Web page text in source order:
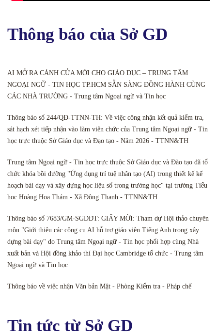
Thông báo của Sở GD
AI MỞ RA CÁNH CỬA MỚI CHO GIÁO DỤC – TRUNG TÂM
NGOẠI NGỮ - TIN HỌC TP.HCM SẴN SÀNG ĐỒNG HÀNH CÙNG
CÁC NHÀ TRƯỜNG - Trung tâm Ngoại ngữ và Tin học
Thông báo số 244/QĐ-TTNN-TH: Về việc công nhận kết quả kiểm tra,
sát hạch xét tiếp nhận vào làm viên chức của Trung tâm Ngoại ngữ - Tin
học trực thuộc Sở Giáo dục và Đạo tạo - Năm 2026 - TTNN&TH
Trung tâm Ngoại ngữ - Tin học trực thuộc Sở Giáo dục và Đào tạo đã tổ
chức khóa bồi dưỡng "Ứng dụng trí tuệ nhân tạo (AI) trong thiết kế kế
hoạch bài dạy và xây dựng học liệu số trong trường học" tại trường Tiểu
học Hoàng Hoa Thám - Xã Đông Thạnh - TTNN&TH
Thông báo số 7683/GM-SGDĐT: GIẤY MỜI: Tham dự Hội thảo chuyên
môn "Giới thiệu các công cụ AI hỗ trợ giáo viên Tiếng Anh trong xây
dựng bài dạy" do Trung tâm Ngoại ngữ - Tin học phối hợp cùng Nhà
xuất bản và Hội đồng khảo thí Đại học Cambridge tổ chức - Trung tâm
Ngoại ngữ và Tin học
Thông báo về việc nhận Văn bản Mật - Phòng Kiểm tra - Pháp chế
Tin tức từ Sở GD